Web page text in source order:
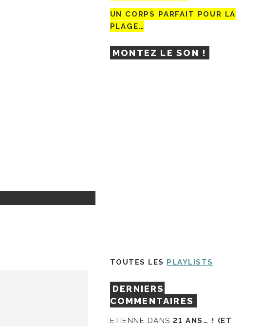
UN CORPS PARFAIT POUR LA
PLAGE…
MONTEZ LE SON !
TOUTES LES PLAYLISTS
DERNIERS
COMMENTAIRES
ETIENNE DANS21 ANS… ! (ET